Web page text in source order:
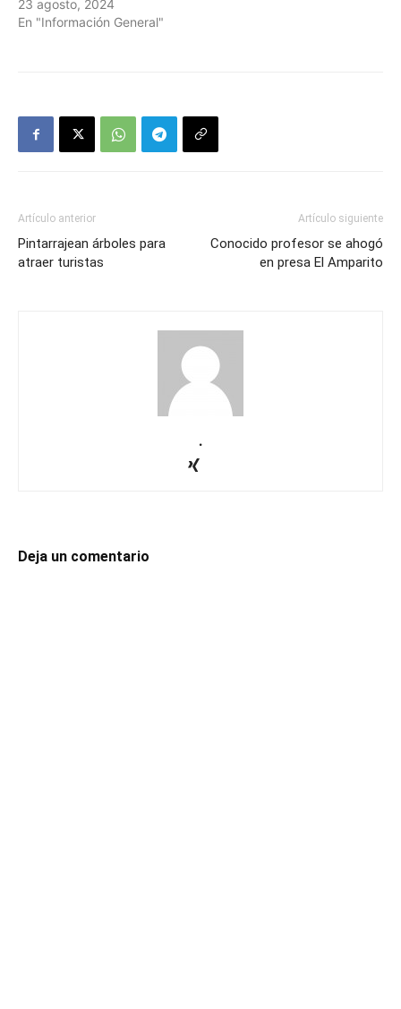
23 agosto, 2024
En "Información General"
Artículo anterior
Pintarrajean árboles para
atraer turistas
Artículo siguiente
Conocido profesor se ahogó
en presa El Amparito
.
Deja un comentario